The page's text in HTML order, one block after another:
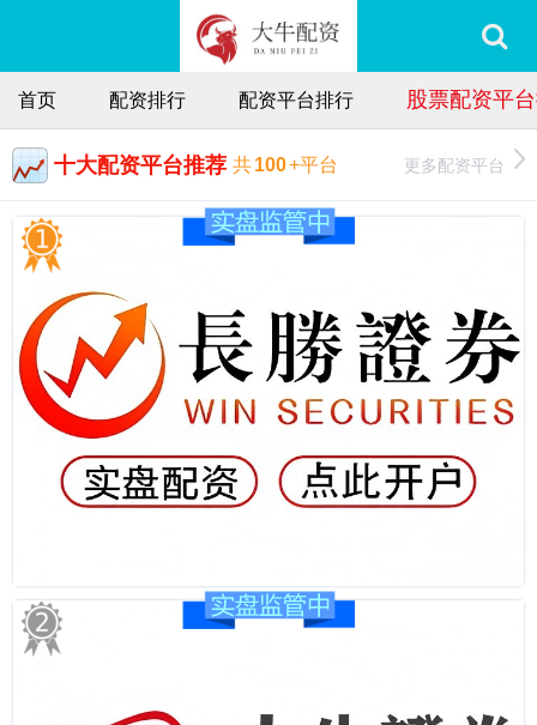
首页 配资排行 配资平台排行 股票配资平
十大配资平台推荐 共100+平台 更多配资平台